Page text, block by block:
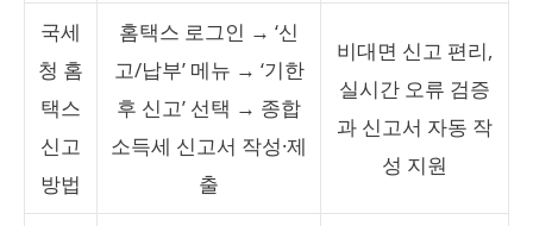
국세
청 홈
택스
신고
방법
홈택스 로그인 → ‘신
고/납부’ 메뉴 → ‘기한
후 신고’ 선택 → 종합
소득세 신고서 작성·제
출
비대면 신고 편리,
실시간 오류 검증
과 신고서 자동 작
성 지원